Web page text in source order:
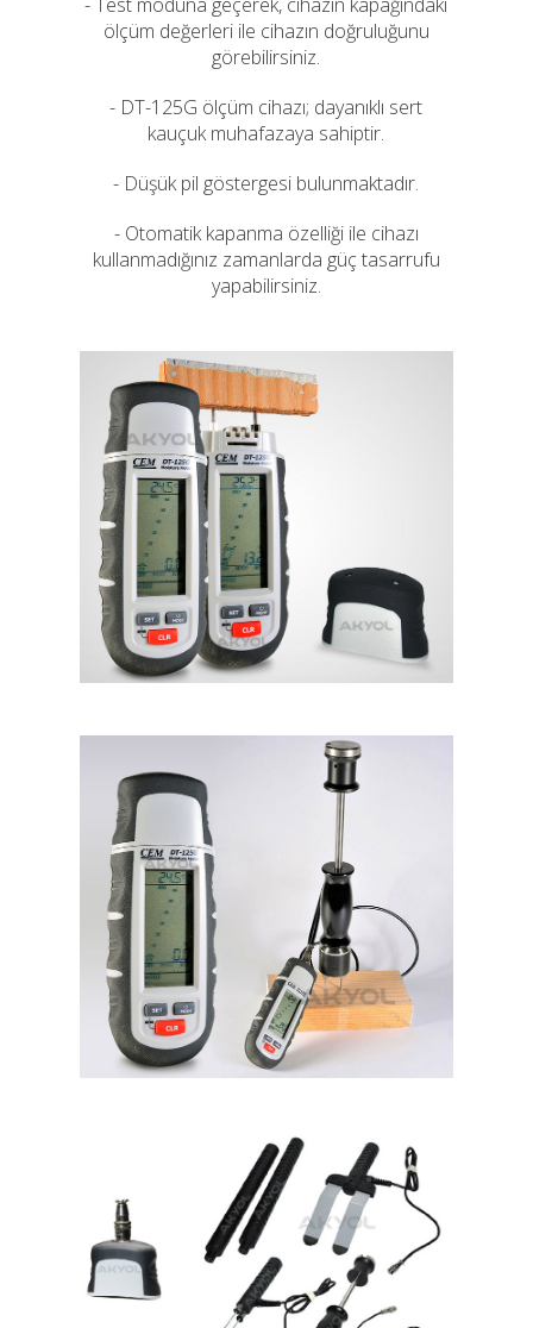
ölçüm değerleri ile cihazın doğruluğunu
görebilirsiniz.
- DT-125G ölçüm cihazı; dayanıklı sert
kauçuk muhafazaya sahiptir.
- Düşük pil göstergesi bulunmaktadır.
- Otomatik kapanma özelliği ile cihazı
kullanmadığınız zamanlarda güç tasarrufu
yapabilirsiniz.